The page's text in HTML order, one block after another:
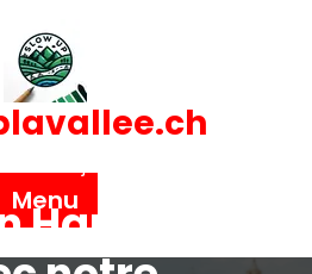
Menu
Harmonie